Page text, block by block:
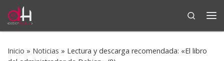
Saltar al contenido
Search
Inicio » Noticias » Lectura y descarga recomendada: «El libro